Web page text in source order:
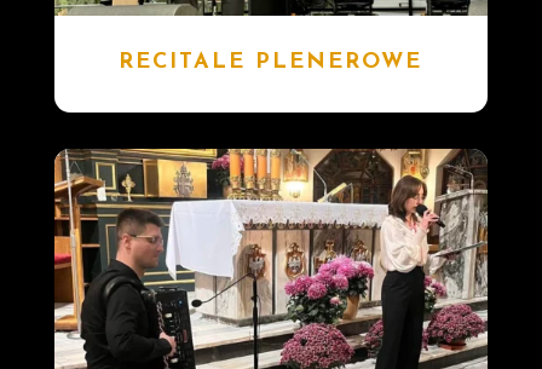
RECITALE PLENEROWE